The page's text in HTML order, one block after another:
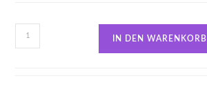
IN DEN WARENKORB